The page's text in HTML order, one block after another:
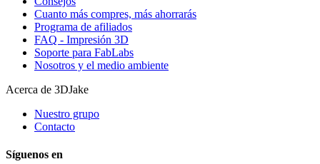
Cuanto más compres, más ahorrarás
Programa de afiliados
FAQ - Impresión 3D
Soporte para FabLabs
Nosotros y el medio ambiente
Acerca de 3DJake
Nuestro grupo
Contacto
Síguenos en